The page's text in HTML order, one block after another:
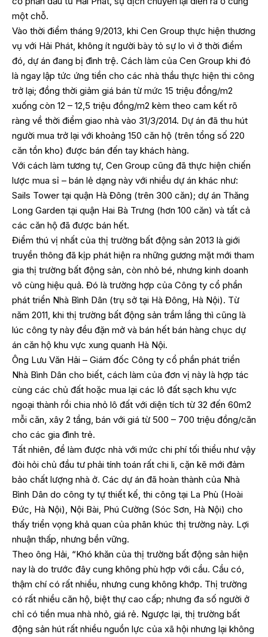
một chỗ.
Vào thời điểm tháng 9/2013, khi Cen Group thực hiện thương
vụ với Hải Phát, không ít người bày tỏ sự lo vì ở thời điểm
đó, dự án đang bị đình trệ. Cách làm của Cen Group khi đó
là ngay lập tức ứng tiền cho các nhà thầu thực hiện thi công
trở lại; đồng thời giảm giá bán từ mức 15 triệu đồng/m2
xuống còn 12 – 12,5 triệu đồng/m2 kèm theo cam kết rõ
ràng về thời điểm giao nhà vào 31/3/2014. Dự án đã thu hút
người mua trở lại với khoảng 150 căn hộ (trên tổng số 220
căn tồn kho) được bán đến tay khách hàng.
Với cách làm tương tự, Cen Group cũng đã thực hiện chiến
lược mua sỉ – bán lẻ dạng này với nhiều dự án khác như:
Sails Tower tại quận Hà Đông (trên 300 căn); dự án Thăng
Long Garden tại quận Hai Bà Trưng (hơn 100 căn) và tất cả
các căn hộ đã được bán hết.
Điểm thú vị nhất của thị trường bất động sản 2013 là giới
truyền thông đã kịp phát hiện ra những gương mặt mới tham
gia thị trường bất động sản, còn nhỏ bé, nhưng kinh doanh
vô cùng hiệu quả. Đó là trường hợp của Công ty cổ phần
phát triển Nhà Bình Dân (trụ sở tại Hà Đông, Hà Nội). Từ
năm 2011, khi thị trường bất động sản trầm lắng thì cũng là
lúc công ty này đều đặn mở và bán hết bán hàng chục dự
án căn hộ khu vực xung quanh Hà Nội.
Ông Lưu Văn Hải – Giám đốc Công ty cổ phần phát triển
Nhà Bình Dân cho biết, cách làm của đơn vị này là hợp tác
cùng các chủ đất hoặc mua lại các lô đất sạch khu vực
ngoại thành rồi chia nhỏ lô đất với diện tích từ 32 đến 60m2
mỗi căn, xây 2 tầng, bán với giá từ 500 – 700 triệu đồng/căn
cho các gia đình trẻ.
Tất nhiên, để làm được nhà với mức chi phí tối thiểu như vậy
đòi hỏi chủ đầu tư phải tính toán rất chi li, cặn kẽ mới đảm
bảo chất lượng nhà ở. Các dự án đã hoàn thành của Nhà
Bình Dân do công ty tự thiết kế, thi công tại La Phù (Hoài
Đức, Hà Nội), Nội Bài, Phú Cường (Sóc Sơn, Hà Nội) cho
thấy triển vọng khả quan của phân khúc thị trường này. Lợi
nhuận thấp, nhưng bền vững.
Theo ông Hải, “Khó khăn của thị trường bất động sản hiện
nay là do trước đây cung không phù hợp với cầu. Cầu có,
thậm chí có rất nhiều, nhưng cung không khớp. Thị trường
có rất nhiều căn hộ, biệt thự cao cấp; nhưng đa số người ở
chỉ có tiền mua nhà nhỏ, giá rẻ. Ngược lại, thị trường bất
động sản hút rất nhiều nguồn lực của xã hội nhưng lại không